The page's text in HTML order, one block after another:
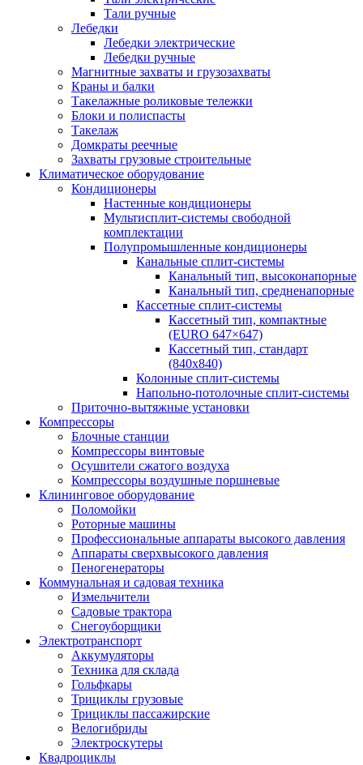
Тали ручные
Лебедки
Лебедки электрические
Лебедки ручные
Магнитные захваты и грузозахваты
Краны и балки
Такелажные роликовые тележки
Блоки и полиспасты
Такелаж
Домкраты реечные
Захваты грузовые строительные
Климатическое оборудование
Кондиционеры
Настенные кондиционеры
Мультисплит-системы свободной
комплектации
Полупромышленные кондиционеры
Канальные сплит-системы
Канальный тип, высоконапорные
Канальный тип, средненапорные
Кассетные сплит-системы
Кассетный тип, компактные
(EURO 647×647)
Кассетный тип, стандарт
(840х840)
Колонные сплит-системы
Напольно-потолочные сплит-системы
Приточно-вытяжные установки
Компрессоры
Блочные станции
Компрессоры винтовые
Осушители сжатого воздуха
Компрессоры воздушные поршневые
Клининговое оборудование
Поломойки
Роторные машины
Профессиональные аппараты высокого давления
Аппараты сверхвысокого давления
Пеногенераторы
Коммунальная и садовая техника
Измельчители
Садовые трактора
Снегоуборщики
Электротранспорт
Аккумуляторы
Техника для склада
Гольфкары
Трициклы грузовые
Трициклы пассажирские
Велогибриды
Электроскутеры
Квадроциклы